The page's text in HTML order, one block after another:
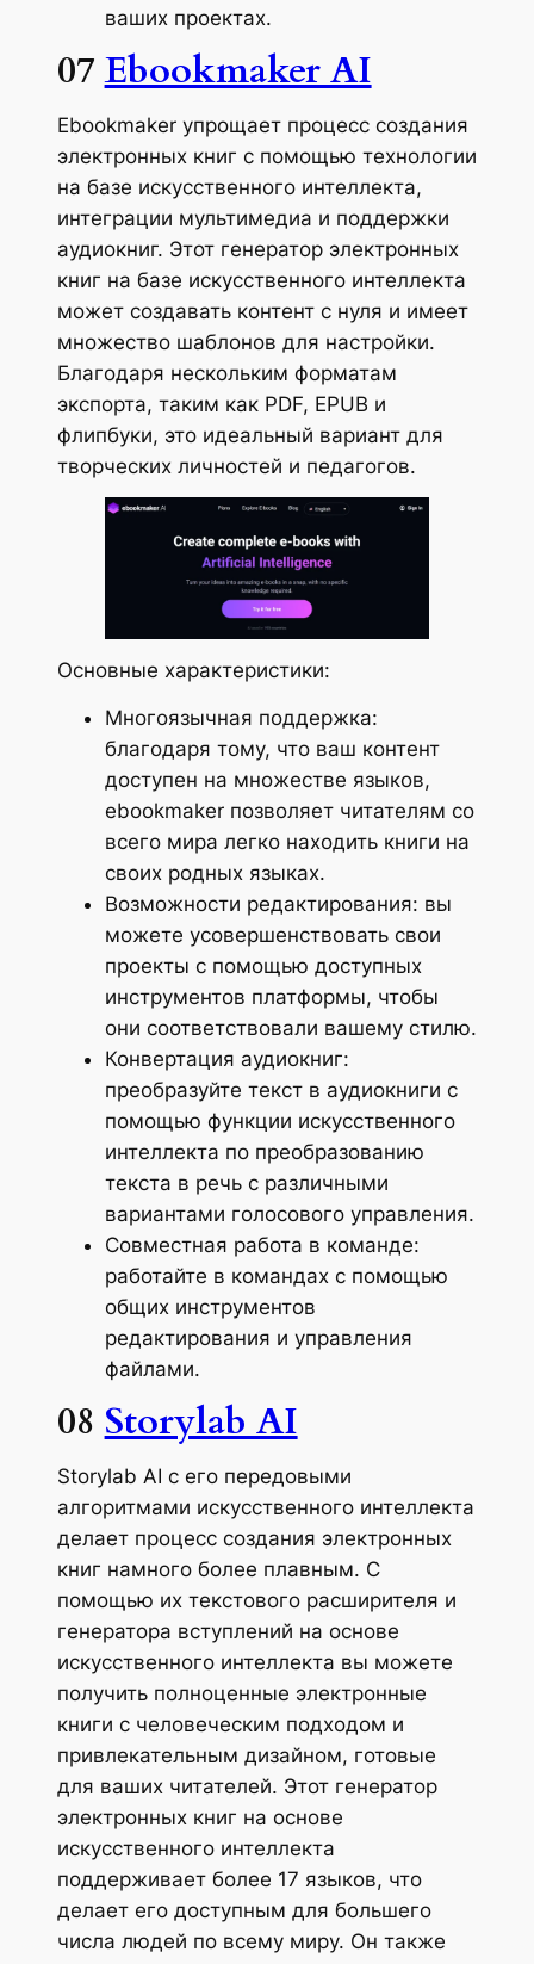
ваших проектах.
07Ebookmaker AI
Ebookmaker упрощает процесс создания
электронных книг с помощью технологии
на базе искусственного интеллекта,
интеграции мультимедиа и поддержки
аудиокниг. Этот генератор электронных
книг на базе искусственного интеллекта
может создавать контент с нуля и имеет
множество шаблонов для настройки.
Благодаря нескольким форматам
экспорта, таким как PDF, EPUB и
флипбуки, это идеальный вариант для
творческих личностей и педагогов.
Основные характеристики:
Многоязычная поддержка:
благодаря тому, что ваш контент
доступен на множестве языков,
ebookmaker позволяет читателям со
всего мира легко находить книги на
своих родных языках.
Возможности редактирования: вы
можете усовершенствовать свои
проекты с помощью доступных
инструментов платформы, чтобы
они соответствовали вашему стилю.
Конвертация аудиокниг:
преобразуйте текст в аудиокниги с
помощью функции искусственного
интеллекта по преобразованию
текста в речь с различными
вариантами голосового управления.
Совместная работа в команде:
работайте в командах с помощью
общих инструментов
редактирования и управления
файлами.
08 Storylab AI
Storylab AI с его передовыми
алгоритмами искусственного интеллекта
делает процесс создания электронных
книг намного более плавным. С
помощью их текстового расширителя и
генератора вступлений на основе
искусственного интеллекта вы можете
получить полноценные электронные
книги с человеческим подходом и
привлекательным дизайном, готовые
для ваших читателей. Этот генератор
электронных книг на основе
искусственного интеллекта
поддерживает более 17 языков, что
делает его доступным для большего
числа людей по всему миру. Он также